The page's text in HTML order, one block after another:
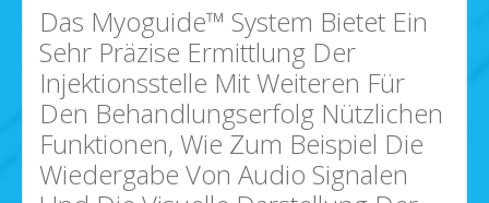
Das Myoguide™ System Bietet Ein
Sehr Präzise Ermittlung Der
Injektionsstelle Mit Weiteren Für
Den Behandlungserfolg Nützlichen
Funktionen, Wie Zum Beispiel Die
Wiedergabe Von Audio Signalen